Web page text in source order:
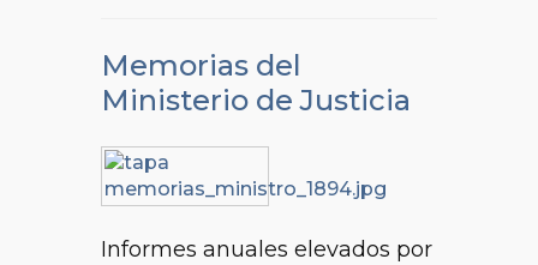
Memorias del
Ministerio de Justicia
Informes anuales elevados por